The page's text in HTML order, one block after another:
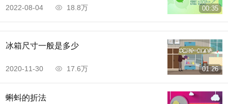
00:35
2022-08-04 18.8万
01:26
冰箱尺寸一般是多少
2020-11-30 17.6万
蝌蚪的折法